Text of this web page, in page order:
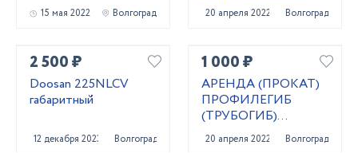
15 мая 2022 Волгоград 20 апреля 2022 Волгоград
2 500 ₽
Doosan 225NLCV
габаритный
12 декабря 2023 Волгоград
1 000 ₽
АРЕНДА (ПРОКАТ)
ПРОФИЛЕГИБ
(ТРУБОГИБ)
РУЧНОЙ
20 апреля 2022 Волгоград